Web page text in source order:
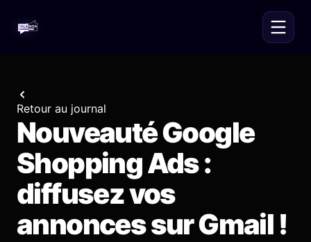
Retour au journal
Nouveauté Google
Shopping Ads :
diffusez vos
annonces sur Gmail !